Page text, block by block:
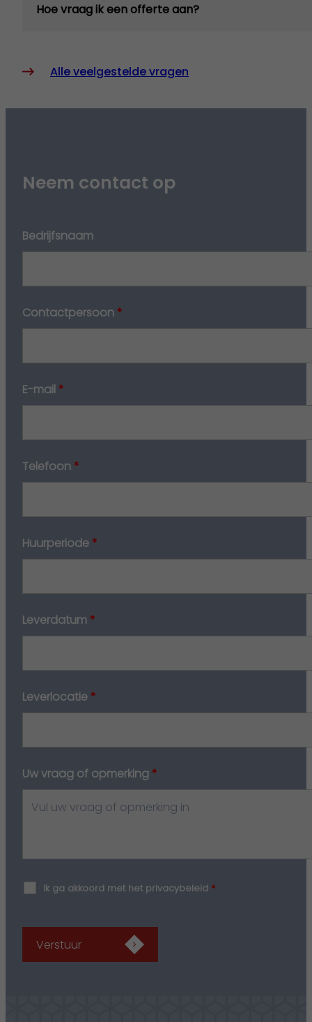
Hoe vraag ik een offerte aan?
Alle veelgestelde vragen
Neem contact op
Bedrijfsnaam
Contactpersoon*
E-mail*
Telefoon*
Huurperiode*
Leverdatum*
Leverlocatie*
Uw vraag of opmerking*
Ik ga akkoord met het privacybeleid *